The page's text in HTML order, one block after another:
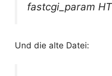
fastcgi_param
Und die alte Datei: